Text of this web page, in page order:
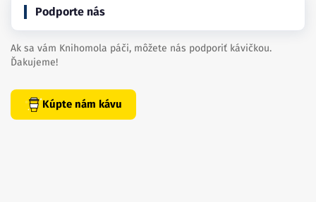
Podporte nás
Ak sa vám Knihomola páči, môžete nás podporiť kávičkou.
Ďakujeme!
Kúpte nám kávu